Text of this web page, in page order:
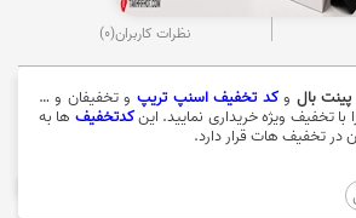
نظرات کاربران(0)
بال وکد تخفیف اسنپ تریپ و تخفیفان و …
با تخفیف ویژه خریداری نمایید. اینکدتخفیف ها به
تخفیف هات قرار دارد.